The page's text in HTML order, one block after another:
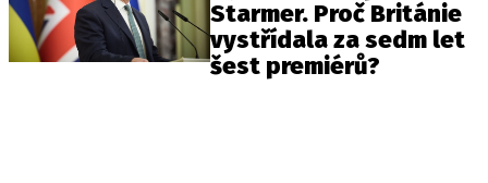
Starmer. Proč Británie
vystřídala za sedm let
šest premiérů?